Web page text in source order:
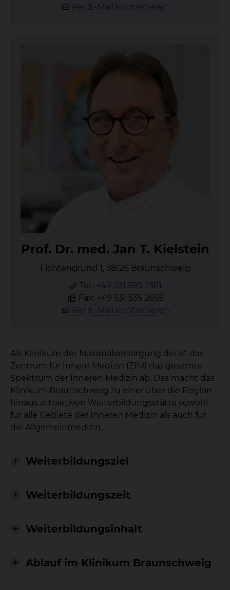
Per E-Mail kontaktieren
Prof. Dr. med. Jan T. Kiel­stein
Fichtengrund 1, 38126 Braunschweig
Tel.: +49 531 595 2381
Fax: +49 531 535 2655
Per E-Mail kontaktieren
Als Klinikum der Maximalversorgung deckt das
Zentrum für Innere Medizin (ZIM) das gesamte
Spektrum der Inneren Medizin ab. Das macht das
Klinikum Braunschweig zu einer über die Region
hinaus attraktiven Weiterbildungsstätte sowohl
für alle Gebiete der Inneren Medizin als auch für
die Allgemeinmedizin.
Weiterbildungsziel
Weiterbildungszeit
Weiterbildungsinhalt
Ablauf im Klinikum Braunschweig